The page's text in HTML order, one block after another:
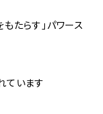
たらす」パワース
ています